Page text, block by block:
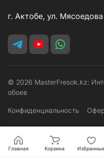
г. Актобе, ул.
© 2026 MasterFresok.kz:
обоев
Конфиденциальность
Главная Корзина